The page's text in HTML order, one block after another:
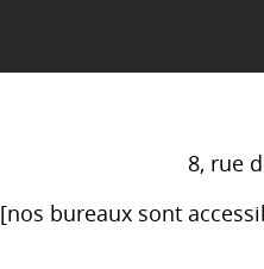
8, rue
[nos bureaux sont